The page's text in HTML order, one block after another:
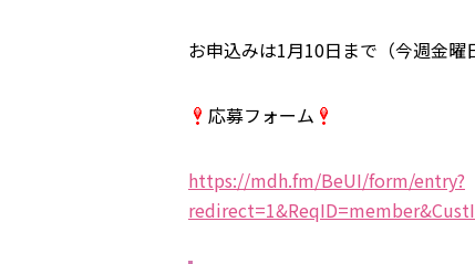
お申込みは1月10日まで（今週金曜
応募フォーム
https://mdh.fm/BeUI/form/entry?